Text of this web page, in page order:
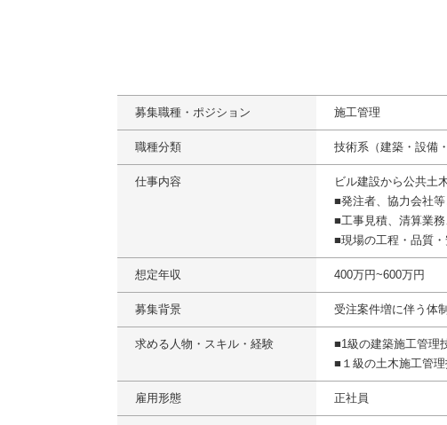
募集職種・ポジション 施工管理
職種分類 技術系（建築・設備
仕事内容
ビル建設から公共土
■発注者、協力会社
■工事見積、清算業
■現場の工程・品質
想定年収 400万円~600万円
募集背景 受注案件増に伴う体
求める人物・スキル・経験
■1級の建築施工管理
■１級の土木施工管
雇用形態 正社員